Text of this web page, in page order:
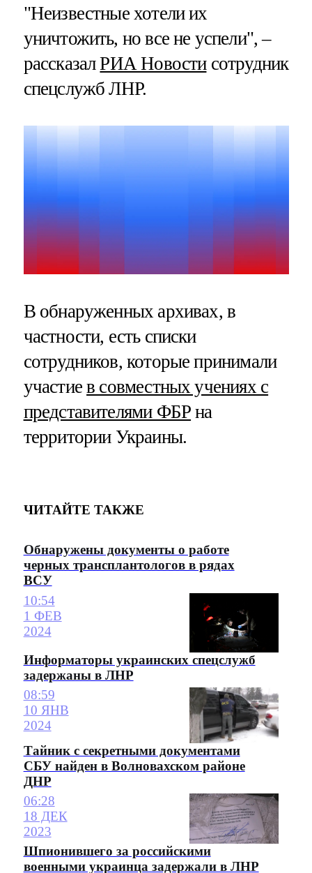
"Неизвестные хотели их
уничтожить, но все не успели", –
рассказалРИА Новостисотрудник
спецслужб ЛНР.
В обнаруженных архивах, в
частности, есть списки
сотрудников, которые принимали
участиев совместных учениях с
представителями ФБР на
территории Украины.
ЧИТАЙТЕ ТАКЖЕ
Обнаружены документы о работе
черных трансплантологов в рядах
ВСУ
10:54
1 ФЕВ
2024
Информаторы украинских спецслужб
задержаны в ЛНР
08:59
10 ЯНВ
2024
Тайник с секретными документами
СБУ найден в Волновахском районе
ДНР
06:28
18 ДЕК
2023
Шпионившего за российскими
военными украинца задержали в ЛНР